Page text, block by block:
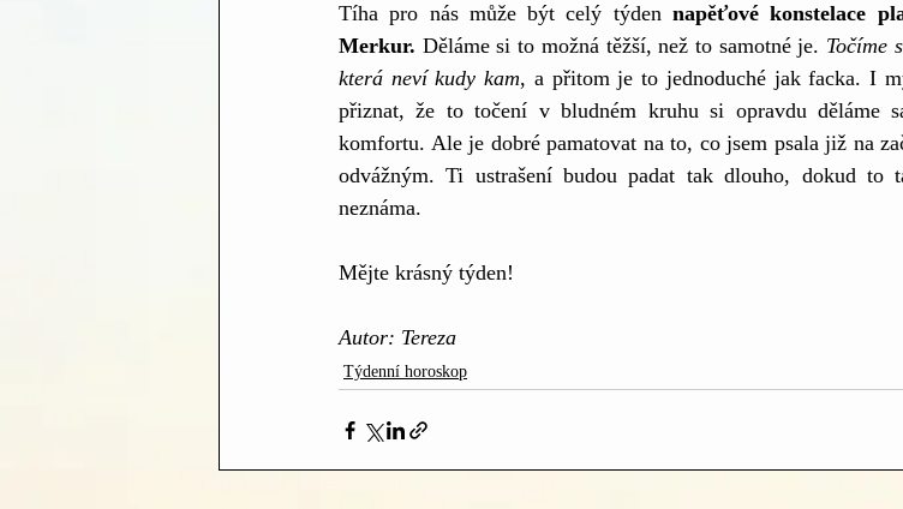
Tíha pro nás může být celý týden napěťové konstelace
Merkur. Děláme si to možná těžší, než to samotné je. Točíme
která neví kudy kam, a přitom je to jednoduché jak facka. I
přiznat, že to točení v bludném kruhu si opravdu děláme
komfortu. Ale je dobré pamatovat na to, co jsem psala již na
odvážným. Ti ustrašení budou padat tak dlouho, dokud to
neznáma.
Mějte krásný týden!
Autor: Tereza
Týdenní horoskop